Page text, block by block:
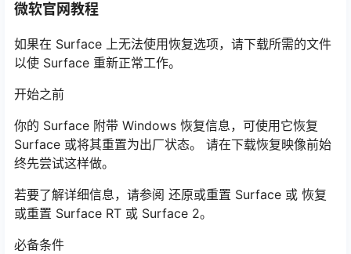
微软官网教程
如果在 Surface 上无法使用恢复选项，请下载所需的文件
以使 Surface 重新正常工作。
开始之前
你的 Surface 附带 Windows 恢复信息，可使用它恢复
Surface 或将其重置为出厂状态。 请在下载恢复映像前始
终先尝试这样做。
若要了解详细信息，请参阅 还原或重置 Surface 或 恢复
或重置 Surface RT 或 Surface 2。
必备条件